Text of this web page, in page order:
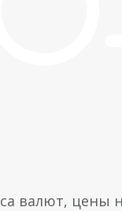
валют, цены